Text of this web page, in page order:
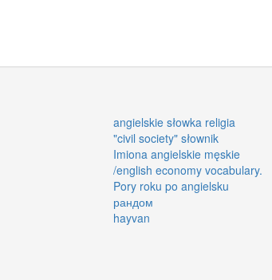
angielskie słowka religia
"civil society" słownik
Imiona angielskie męskie
/english economy vocabulary.
Pory roku po angielsku
рандом
hayvan